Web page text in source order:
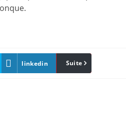
linkedin Pinterest
Suite